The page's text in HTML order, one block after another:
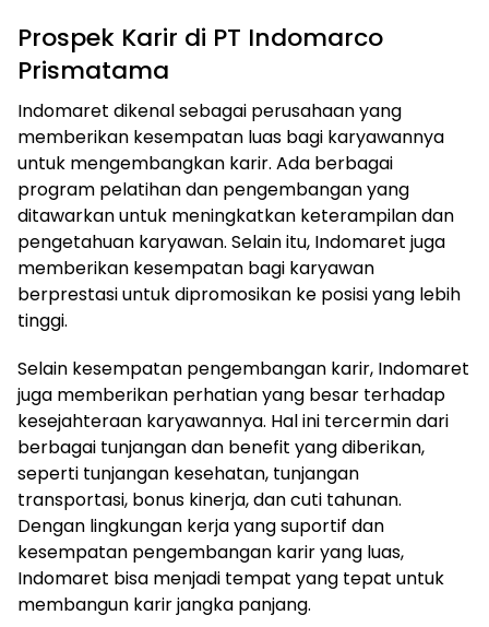
Prospek Karir di PT Indomarco
Prismatama
Indomaret dikenal sebagai perusahaan yang
memberikan kesempatan luas bagi karyawannya
untuk mengembangkan karir. Ada berbagai
program pelatihan dan pengembangan yang
ditawarkan untuk meningkatkan keterampilan dan
pengetahuan karyawan. Selain itu, Indomaret juga
memberikan kesempatan bagi karyawan
berprestasi untuk dipromosikan ke posisi yang lebih
tinggi.
Selain kesempatan pengembangan karir, Indomaret
juga memberikan perhatian yang besar terhadap
kesejahteraan karyawannya. Hal ini tercermin dari
berbagai tunjangan dan benefit yang diberikan,
seperti tunjangan kesehatan, tunjangan
transportasi, bonus kinerja, dan cuti tahunan.
Dengan lingkungan kerja yang suportif dan
kesempatan pengembangan karir yang luas,
Indomaret bisa menjadi tempat yang tepat untuk
membangun karir jangka panjang.